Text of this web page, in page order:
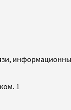
1